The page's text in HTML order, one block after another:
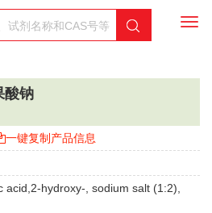
酸钠
一键复制产品信息
acid,2-hydroxy-, sodium salt (1:2),